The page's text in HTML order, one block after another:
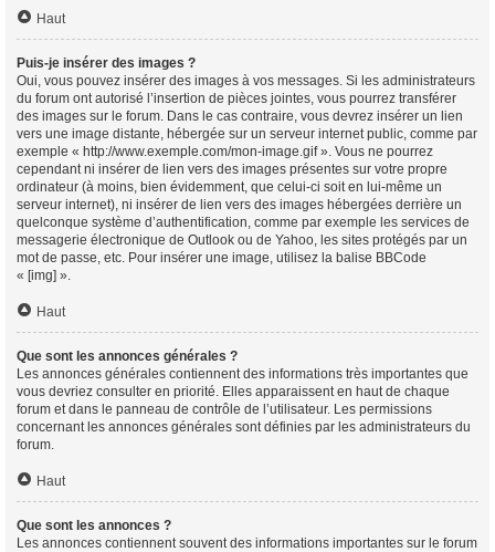
Haut
Puis-je insérer des images ?
Oui, vous pouvez insérer des images à vos messages. Si les administrateurs
du forum ont autorisé l’insertion de pièces jointes, vous pourrez transférer
des images sur le forum. Dans le cas contraire, vous devrez insérer un lien
vers une image distante, hébergée sur un serveur internet public, comme par
exemple « http://www.exemple.com/mon-image.gif ». Vous ne pourrez
cependant ni insérer de lien vers des images présentes sur votre propre
ordinateur (à moins, bien évidemment, que celui-ci soit en lui-même un
serveur internet), ni insérer de lien vers des images hébergées derrière un
quelconque système d’authentification, comme par exemple les services de
messagerie électronique de Outlook ou de Yahoo, les sites protégés par un
mot de passe, etc. Pour insérer une image, utilisez la balise BBCode
« [img] ».
Haut
Que sont les annonces générales ?
Les annonces générales contiennent des informations très importantes que
vous devriez consulter en priorité. Elles apparaissent en haut de chaque
forum et dans le panneau de contrôle de l’utilisateur. Les permissions
concernant les annonces générales sont définies par les administrateurs du
forum.
Haut
Que sont les annonces ?
Les annonces contiennent souvent des informations importantes sur le forum